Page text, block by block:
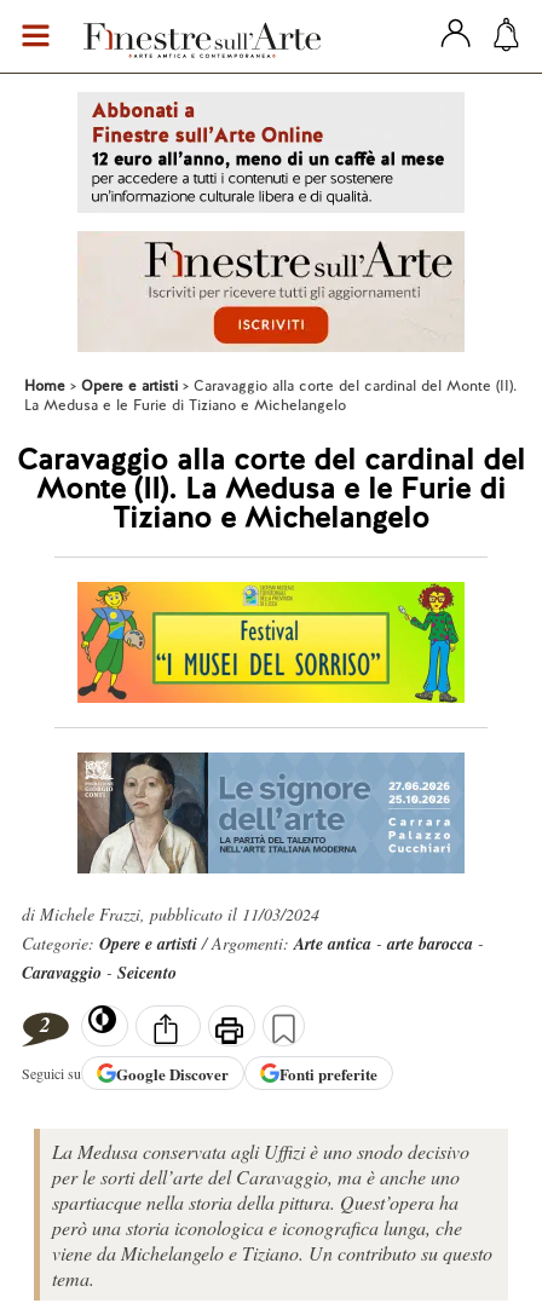
Home Opere e artisti
Caravaggio alla corte del cardinal del Monte (II).
La Medusa e le Furie di Tiziano e Michelangelo
Caravaggio alla corte del cardinal del
Monte (II). La Medusa e le Furie di
Tiziano e Michelangelo
di Michele Frazzi, pubblicato il 11/03/2024
Categorie: Opere e artisti/ Argomenti:Arte antica-arte barocca-
Caravaggio - Seicento
2
Seguici su GoogleDiscover Fonti preferite
La Medusa conservata agli Uffizi è uno snodo decisivo
per le sorti dell’arte del Caravaggio, ma è anche uno
spartiacque nella storia della pittura. Quest’opera ha
però una storia iconologica e iconografica lunga, che
viene da Michelangelo e Tiziano. Un contributo su questo
tema.